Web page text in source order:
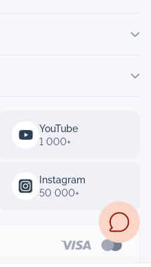
YouTube
1 000+
Instagram
50 000+